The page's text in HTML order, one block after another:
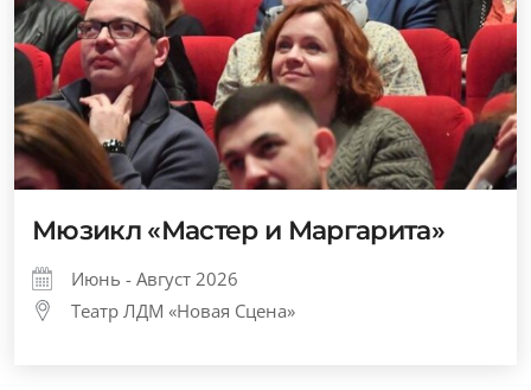
Мюзикл «Мастер и Маргарита»
Июнь - Август 2026
Театр ЛДМ «Новая Сцена»